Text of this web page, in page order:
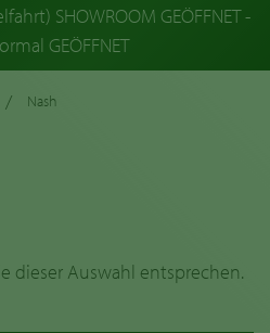
SHOWROOM GEÖFFNET -
GEÖFFNET
/ Nash
dieser Auswahl entsprechen.